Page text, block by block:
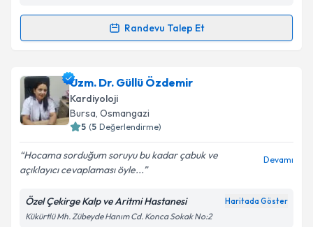
Kişisel verilerimin işlenmesine ilişkin
Metni'ni okudum ve kişisel verilerimin belirtilen
Takvim Talebini Gönder
Randevu Talep Et
Randevu Takvimi Talebi
Prof. Dr. Nail Kahramaniçin randevu takvimi talebi
oluşturun. Size bu uzmandan randevu almanız için bir
takvim hazırlandığında e-posta ile bilgilendireceğiz.
Kişisel verilerimin işlenmesine ilişkin
Aydınlatma
Metni'ni okudum ve kişisel verilerimin belirtilen
Uzm. Dr. Güllü Özdemir
Kardiyoloji
Bursa, Osmangazi
5 (5 Değerlendirme)
Hocama sorduğum soruyu bu kadar çabuk ve
açıklayıcı cevaplaması öyle...
Devamı
Özel Çekirge Kalp ve Aritmi Hastanesi Haritada Göster
Kükürtlü Mh. Zübeyde Hanım Cd. Konca Sokak No:2